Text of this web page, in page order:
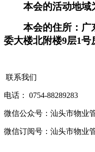
本会的活动地域
本会的住所：广
委大楼北附楼9层1号
联系我们
电话： 0754-88289283
微信公众号：汕头市物业
微信订阅号：汕头市物业